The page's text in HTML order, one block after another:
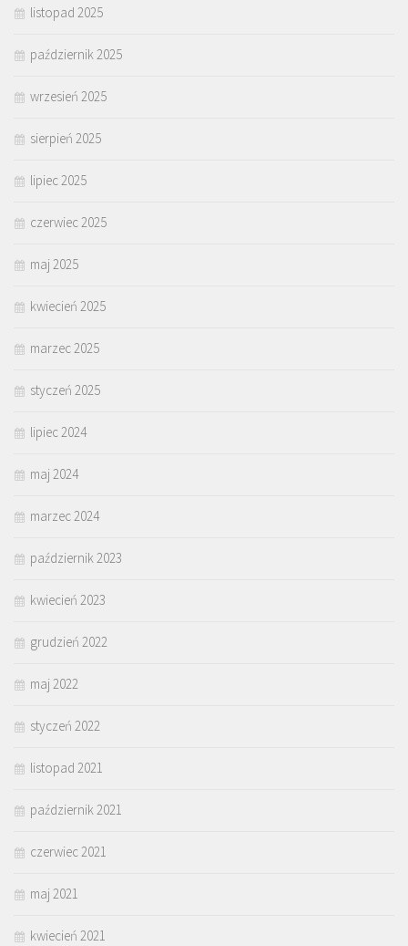
listopad 2025
październik 2025
wrzesień 2025
sierpień 2025
lipiec 2025
czerwiec 2025
maj 2025
kwiecień 2025
marzec 2025
styczeń 2025
lipiec 2024
maj 2024
marzec 2024
październik 2023
kwiecień 2023
grudzień 2022
maj 2022
styczeń 2022
listopad 2021
październik 2021
czerwiec 2021
maj 2021
kwiecień 2021